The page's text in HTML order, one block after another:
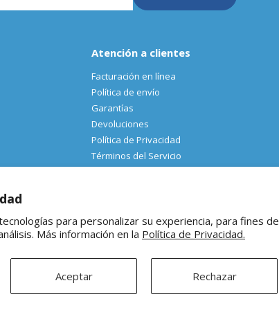
para personalizar su experiencia, para fines de
Más información en la Política de Privacidad.
Aceptar Rechazar
Atención a clientes
Facturación en línea
Política de envío
Garantías
Devoluciones
Política de Privacidad
Términos del Servicio
Todos los derechos reservados | Vitamina Online®
de venta sugeridos están en MXN ($) e incluyen IVA